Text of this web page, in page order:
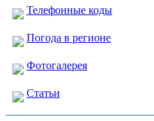
Телефонные коды
Погода в регионе
Фотогалерея
Статьи